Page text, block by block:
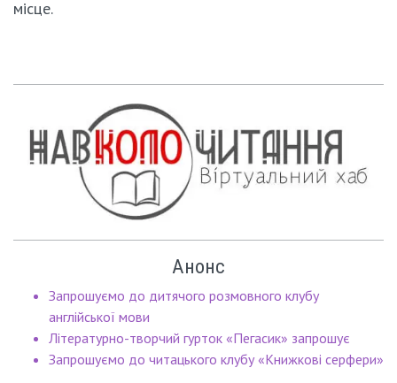
місце.
Анонс
Запрошуємо до дитячого розмовного клубу
англійської мови
Літературно-творчий гурток «Пегасик» запрошує
Запрошуємо до читацького клубу «Книжкові серфери»